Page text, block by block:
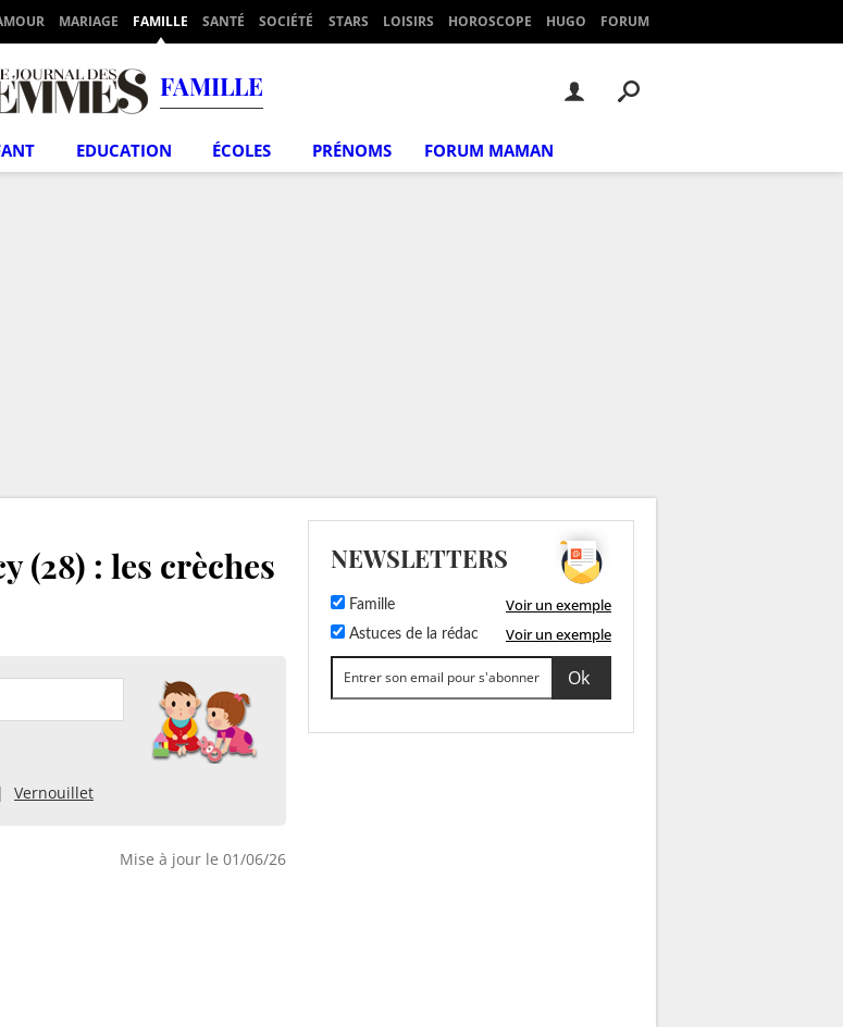
MARIAGE FAMILLE SANTÉ SOCIÉTÉ STARS LOISIRS HOROSCOPE HUGO FORUM
FAMILLE
EDUCATION ÉCOLES PRÉNOMS FORUM MAMAN
(28) : les crèches
Vernouillet
Mise à jour le 01/06/26
NEWSLETTERS
Famille Voir un exemple
Astuces de la rédac Voir un exemple